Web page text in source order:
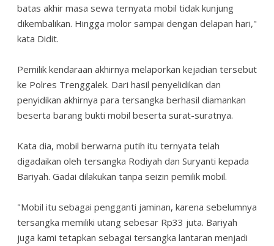
batas akhir masa sewa ternyata mobil tidak kunjung
dikembalikan. Hingga molor sampai dengan delapan hari,"
kata Didit.
Pemilik kendaraan akhirnya melaporkan kejadian tersebut
ke Polres Trenggalek. Dari hasil penyelidikan dan
penyidikan akhirnya para tersangka berhasil diamankan
beserta barang bukti mobil beserta surat-suratnya.
Kata dia, mobil berwarna putih itu ternyata telah
digadaikan oleh tersangka Rodiyah dan Suryanti kepada
Bariyah. Gadai dilakukan tanpa seizin pemilik mobil.
"Mobil itu sebagai pengganti jaminan, karena sebelumnya
tersangka memiliki utang sebesar Rp33 juta. Bariyah
juga kami tetapkan sebagai tersangka lantaran menjadi